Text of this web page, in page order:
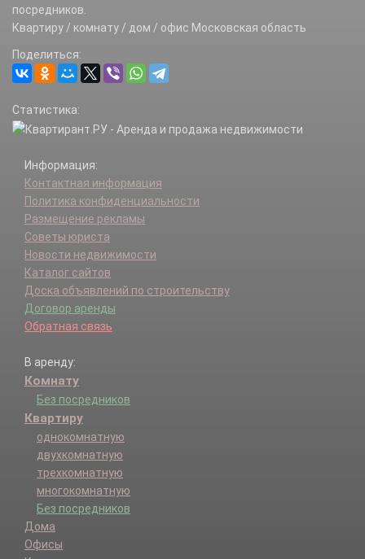
посредников.
Квартиру / комнату / дом / офис Московская область
Поделиться:
Статистика:
Информация:
Контактная информация
Политика конфиденциальности
Размещение рекламы
Советы юриста
Новости недвижимости
Каталог сайтов
Доска объявлений по строительству
Договор аренды
Обратная связь
В аренду:
Комнату
Без посредников
Квартиру
однокомнатную
двухкомнатную
трехкомнатную
многокомнатную
Без посредников
Дома
Офисы